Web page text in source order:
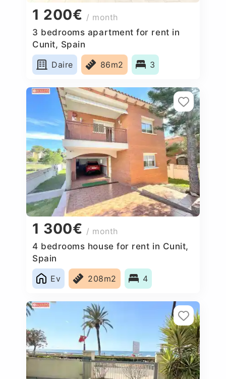
1 200€ / month
3 bedrooms apartment for rent in
Cunit, Spain
Daire
86m2 3
1 300€ / month
4 bedrooms house for rent in Cunit,
Spain
Ev
208m2 4